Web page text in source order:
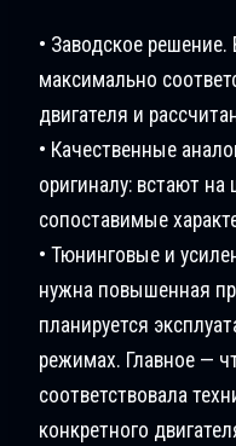
• Заводское
максимально
двигателя и
• Качественные
оригиналу: встают
сопоставимые
• Тюнинговые и
нужна повышенная
планируется
режимах. Главное —
соответствовала
конкретного